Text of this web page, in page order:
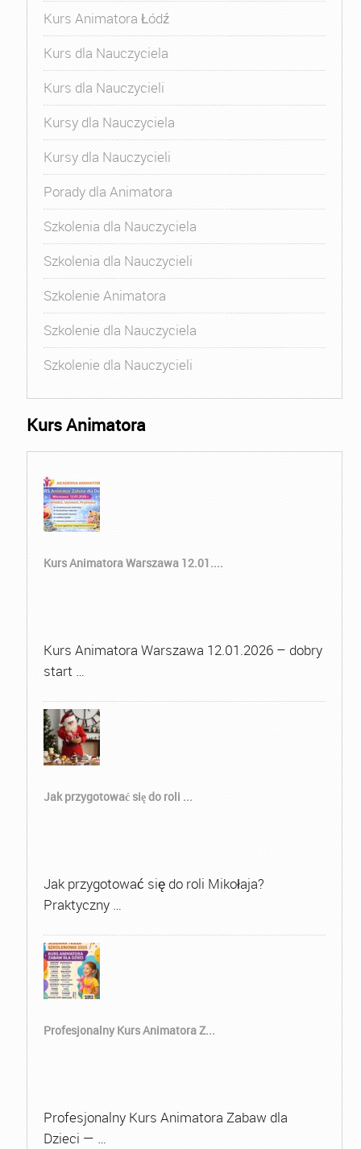
Kurs Animatora Łódź
Kurs dla Nauczyciela
Kurs dla Nauczycieli
Kursy dla Nauczyciela
Kursy dla Nauczycieli
Porady dla Animatora
Szkolenia dla Nauczyciela
Szkolenia dla Nauczycieli
Szkolenie Animatora
Szkolenie dla Nauczyciela
Szkolenie dla Nauczycieli
Kurs Animatora
Kurs Animatora Warszawa 12.01....
Kurs Animatora Warszawa 12.01.2026 – dobry
start …
Jak przygotować się do roli ...
Jak przygotować się do roli Mikołaja?
Praktyczny …
Profesjonalny Kurs Animatora Z...
Profesjonalny Kurs Animatora Zabaw dla
Dzieci — …